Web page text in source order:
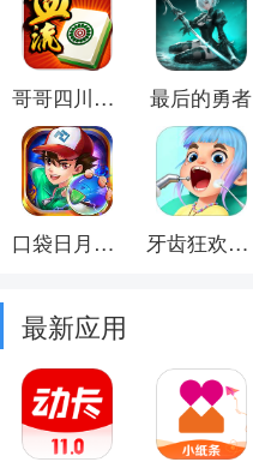
哥哥四川麻将 最后的勇者
口袋日月游戏软件 牙齿狂欢派对
最新应用